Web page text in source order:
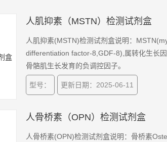
人肌抑素（MSTN）检测试剂盒
人肌抑素(MSTN)检测试剂盒说明：
differentiation factor-8,GDF-8),属转化生长
骨骼肌生长发育的负调控因子。
型号： 更新日期：2025-06-11
人骨桥素（OPN）检测试剂盒
人骨桥素(OPN)检测试剂盒说明：骨桥素